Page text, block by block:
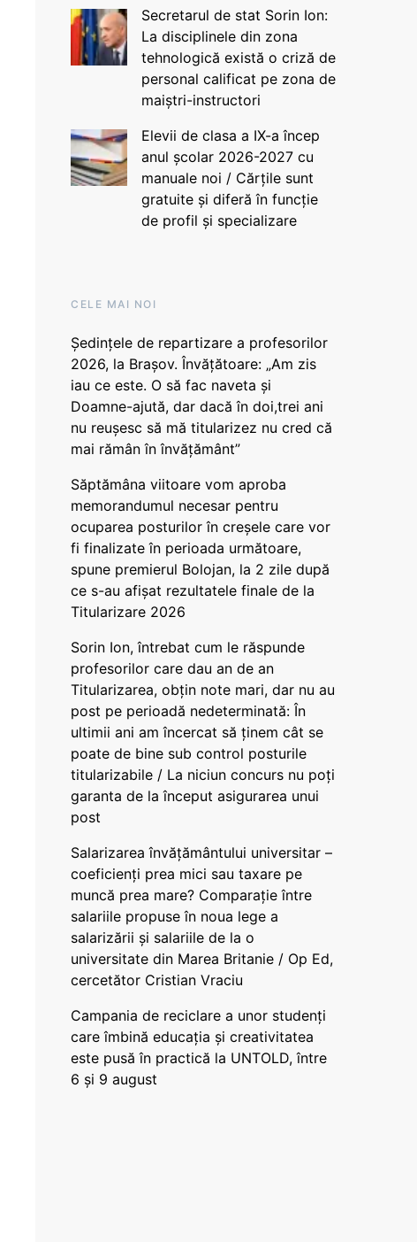
Secretarul de stat Sorin Ion:
La disciplinele din zona
tehnologică există o criză de
personal calificat pe zona de
maiștri-instructori
Elevii de clasa a IX-a încep
anul școlar 2026-2027 cu
manuale noi / Cărțile sunt
gratuite și diferă în funcție
de profil și specializare
CELE MAI NOI
Ședințele de repartizare a profesorilor
2026, la Brașov. Învățătoare: „Am zis
iau ce este. O să fac naveta și
Doamne-ajută, dar dacă în doi,trei ani
nu reușesc să mă titularizez nu cred că
mai rămân în învățământ”
Săptămâna viitoare vom aproba
memorandumul necesar pentru
ocuparea posturilor în creșele care vor
fi finalizate în perioada următoare,
spune premierul Bolojan, la 2 zile după
ce s-au afișat rezultatele finale de la
Titularizare 2026
Sorin Ion, întrebat cum le răspunde
profesorilor care dau an de an
Titularizarea, obțin note mari, dar nu au
post pe perioadă nedeterminată: În
ultimii ani am încercat să ținem cât se
poate de bine sub control posturile
titularizabile / La niciun concurs nu poți
garanta de la început asigurarea unui
post
Salarizarea învățământului universitar –
coeficienți prea mici sau taxare pe
muncă prea mare? Comparație între
salariile propuse în noua lege a
salarizării și salariile de la o
universitate din Marea Britanie / Op Ed,
cercetător Cristian Vraciu
Campania de reciclare a unor studenți
care îmbină educația și creativitatea
este pusă în practică la UNTOLD, între
6 și 9 august